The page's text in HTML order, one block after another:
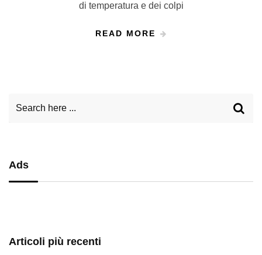
di temperatura e dei colpi
READ MORE
Ads
Articoli più recenti